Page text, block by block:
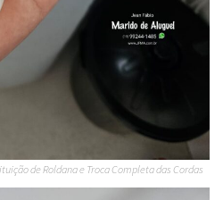
de Roldana e Troca Completa das Cordas